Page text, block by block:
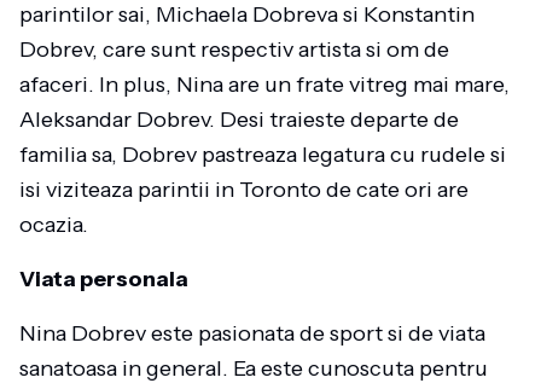
parintilor sai, Michaela Dobreva si Konstantin
Dobrev, care sunt respectiv artista si om de
afaceri. In plus, Nina are un frate vitreg mai mare,
Aleksandar Dobrev. Desi traieste departe de
familia sa, Dobrev pastreaza legatura cu rudele si
isi viziteaza parintii in Toronto de cate ori are
ocazia.
Viata personala
Nina Dobrev este pasionata de sport si de viata
sanatoasa in general. Ea este cunoscuta pentru